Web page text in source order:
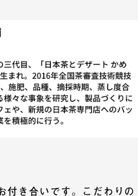
付き合いです。こだわりの